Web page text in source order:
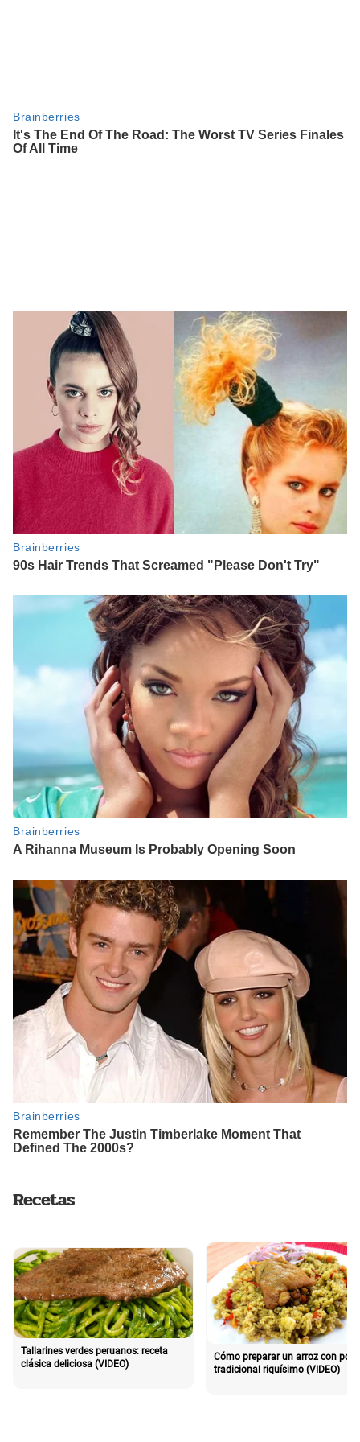
Recetas
Tallarines verdes peruanos: receta
clásica deliciosa (VIDEO)
Cómo preparar un arroz con pollo
tradicional riquísimo (VIDEO)